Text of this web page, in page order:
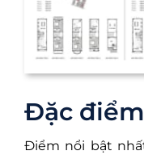
Đặc
Điểm nổi bật